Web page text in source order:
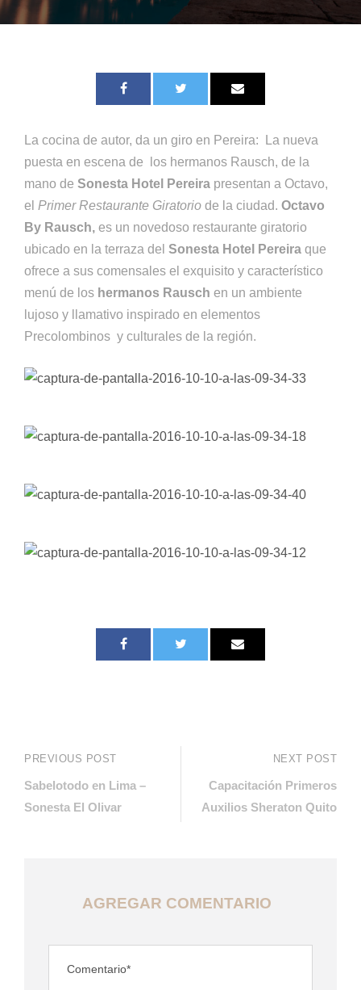
La cocina de autor, da un giro en Pereira: La nueva
puesta en escena de los hermanos Rausch, de la
mano de Sonesta Hotel Pereira presentan a Octavo,
el Primer Restaurante Giratorio de la ciudad. Octavo
By Rausch, es un novedoso restaurante giratorio
ubicado en la terraza del Sonesta Hotel Pereira que
ofrece a sus comensales el exquisito y característico
menú de los hermanos Rausch en un ambiente
lujoso y llamativo inspirado en elementos
Precolombinos y culturales de la región.
PREVIOUS POST
Sabelotodo en Lima –
Sonesta El Olivar
NEXT POST
Capacitación Primeros
Auxilios Sheraton Quito
AGREGAR COMENTARIO